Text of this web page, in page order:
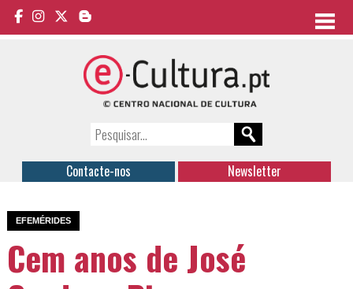
Contacte-nos Newsletter
EFEMÉRIDES
Cem anos de José